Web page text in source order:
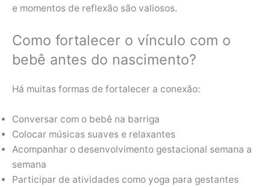
e momentos de reflexão são valiosos.
Como fortalecer o vínculo com o
bebê antes do nascimento?
Há muitas formas de fortalecer a conexão:
Conversar com o bebê na barriga
Colocar músicas suaves e relaxantes
Acompanhar o desenvolvimento gestacional semana a
semana
Participar de atividades como yoga para gestantes